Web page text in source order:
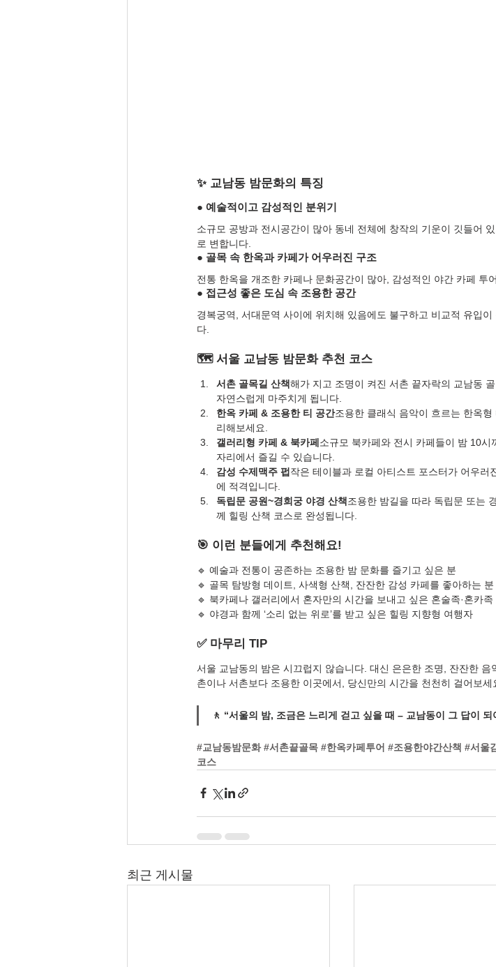
✨ 교남동 밤문화의 특징
● 예술적이고 감성적인 분위기
소규모 공방과 전시공간이 많아 동네 전체에 창작의 기운이 깃들어
로 변합니다.
● 골목 속 한옥과 카페가 어우러진 구조
전통 한옥을 개조한 카페나 문화공간이 많아, 감성적인 야간 카페 투
● 접근성 좋은 도심 속 조용한 공간
경복궁역, 서대문역 사이에 위치해 있음에도 불구하고 비교적 유입
다.
🗺️ 서울 교남동 밤문화 추천 코스
서촌 골목길 산책해가 지고 조명이 켜진 서촌 끝자락의 교남동
자연스럽게 마주치게 됩니다.
한옥 카페 & 조용한 티 공간조용한 클래식 음악이 흐르는 한옥
리해보세요.
갤러리형 카페 & 북카페 소규모 북카페와 전시 카페들이 밤 10
자리에서 즐길 수 있습니다.
감성 수제맥주 펍 작은 테이블과 로컬 아티스트 포스터가 어우
에 적격입니다.
독립문 공원~경희궁 야경 산책조용한 밤길을 따라 독립문 또는
께 힐링 산책 코스로 완성됩니다.
🎯 이런 분들에게 추천해요!
🔹 예술과 전통이 공존하는 조용한 밤 문화를 즐기고 싶은 분
🔹 골목 탐방형 데이트, 사색형 산책, 잔잔한 감성 카페를 좋아하는 분
🔹 북카페나 갤러리에서 혼자만의 시간을 보내고 싶은 혼술족·혼카족
🔹 야경과 함께 ‘소리 없는 위로’를 받고 싶은 힐링 지향형 여행자
✅ 마무리 TIP
서울 교남동의 밤은 시끄럽지 않습니다. 대신 은은한 조명, 잔잔한
촌이나 서촌보다 조용한 이곳에서, 당신만의 시간을 천천히 걸어보세
🚶 “서울의 밤, 조금은 느리게 걷고 싶을 때 – 교남동이 그 답이 되
#교남동밤문화 #서촌끝골목 #한옥카페투어 #조용한야간산책 #서울
코스
최근 게시물